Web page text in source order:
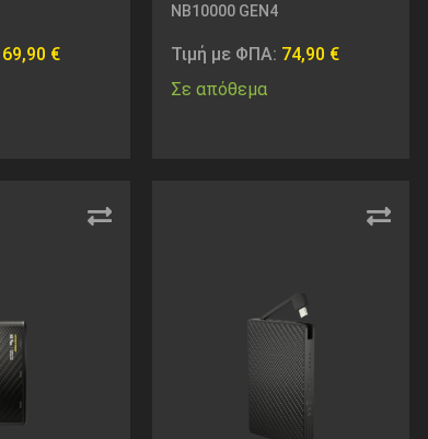
69,90 €
NB10000 GEN4
Τιμή με ΦΠΑ: 74,90 €
Σε απόθεμα